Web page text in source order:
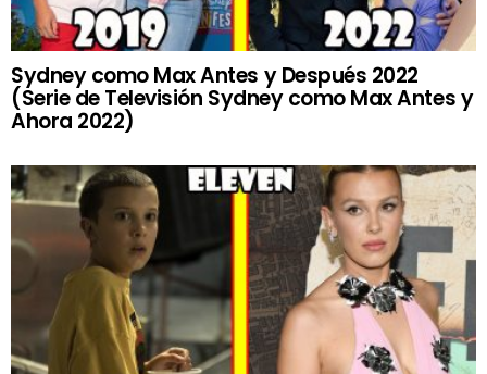
Sydney como Max Antes y Después 2022
(Serie de Televisión Sydney como Max Antes y
Ahora 2022)